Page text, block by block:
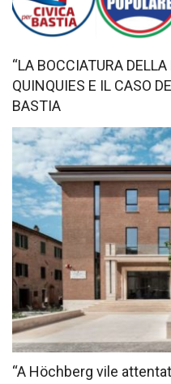
“LA BOCCIATURA
QUINQUIES E IL CASO
BASTIA
“A Höchberg vile